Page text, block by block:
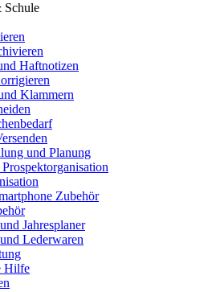
Schule
Haftnotizen
Klammern
und Planung
Zubehör
Jahresplaner
Lederwaren
Hilfe